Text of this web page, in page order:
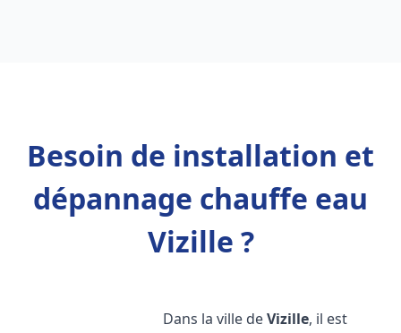
Besoin de installation et
dépannage chauffe eau
Vizille ?
Dans la ville deVizille, il est